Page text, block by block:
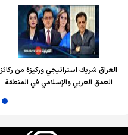
العراق شريك استراتيجي وركيزة من ركائز
العمق العربي والإسلامي في المنطقة